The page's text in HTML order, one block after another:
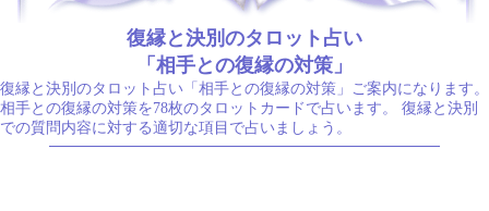
復縁と決別のタロット占い
「相手との復縁の対策」
復縁と決別のタロット占い「相手との復縁の対策」ご案内になります。
相手との復縁の対策を78枚のタロットカードで占います。 復縁と決別
での質問内容に対する適切な項目で占いましょう。